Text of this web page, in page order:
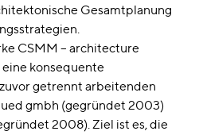
Gesamtplanung
CSMM – architecture
konsequente
getrennt arbeitenden
gmbh (gegründet 2003)
2008). Ziel ist es, die